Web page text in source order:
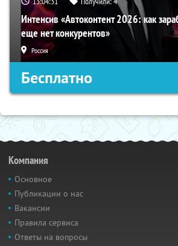
Интенсив «Автоконтент 2026: как
еще нет конкурентов»
Россия
Бесплатно
Компания
Основное
Публикации о нас
Вакансии
Правила сервиса
Ответы на вопросы